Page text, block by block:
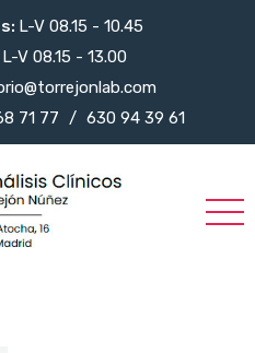
L-V 08.15 - 10.45
L-V 08.15 - 13.00
71 77 / 630 94 39 61